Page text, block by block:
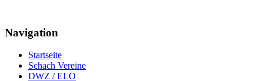
Navigation
Startseite
Schach Vereine
DWZ / ELO